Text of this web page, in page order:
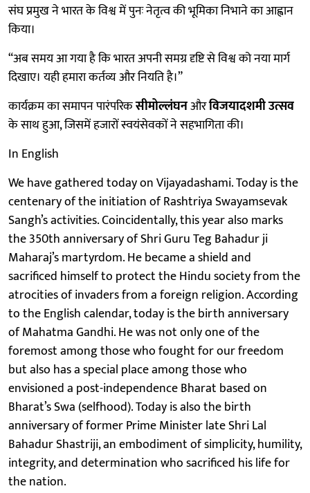
संघ प्रमुख ने भारत के विश्व में पुनः नेतृत्व की भूमिका निभाने का आह्वान
किया।
“अब समय आ गया है कि भारत अपनी समग्र दृष्टि से विश्व को नया मार्ग
दिखाए। यही हमारा कर्तव्य और नियति है।”
कार्यक्रम का समापन पारंपरिकसीमोल्लंघनऔरविजयादशमी उत्सव
के साथ हुआ, जिसमें हजारों स्वयंसेवकों ने सहभागिता की।
In English
We have gathered today on Vijayadashami. Today is the
centenary of the initiation of Rashtriya Swayamsevak
Sangh’s activities. Coincidentally, this year also marks
the 350th anniversary of Shri Guru Teg Bahadur ji
Maharaj’s martyrdom. He became a shield and
sacrificed himself to protect the Hindu society from the
atrocities of invaders from a foreign religion. According
to the English calendar, today is the birth anniversary
of Mahatma Gandhi. He was not only one of the
foremost among those who fought for our freedom
but also has a special place among those who
envisioned a post-independence Bharat based on
Bharat’s Swa (selfhood). Today is also the birth
anniversary of former Prime Minister late Shri Lal
Bahadur Shastriji, an embodiment of simplicity, humility,
integrity, and determination who sacrificed his life for
the nation.